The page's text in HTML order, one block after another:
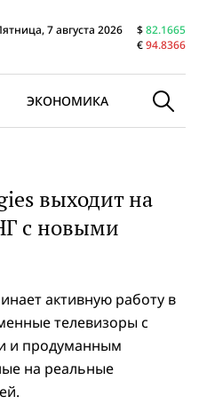
7 августа 2026 $82.1665
€94.8366
ЭКОНОМИКА В МИРЕ
выходит на
с новыми
активную работу в
телевизоры с
и продуманным
на реальные